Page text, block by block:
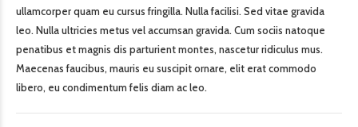
ullamcorper quam eu cursus fringilla. Nulla facilisi. Sed vitae gravida
leo. Nulla ultricies metus vel accumsan gravida. Cum sociis natoque
penatibus et magnis dis parturient montes, nascetur ridiculus mus.
Maecenas faucibus, mauris eu suscipit ornare, elit erat commodo
libero, eu condimentum felis diam ac leo.